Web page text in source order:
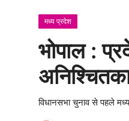
मध्य प्रदेश
भोपाल :
विधानसभा चुनाव से पहले